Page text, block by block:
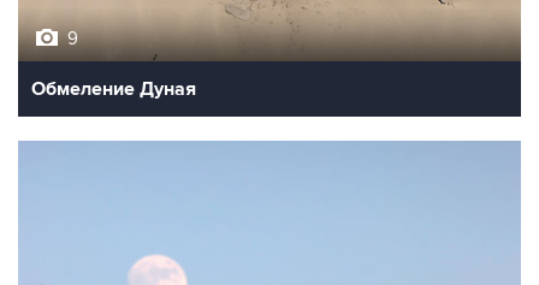
9
Обмеление Дуная